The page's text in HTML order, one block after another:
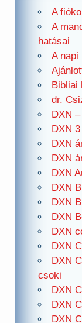
A
A
hatásai
A napi
Bibliai
dr.
DXN
DXN
DXN
DXN
DXN
DXN
DXN
DXN
DXN
DXN
DXN
csoki
DXN
DXN
DXN